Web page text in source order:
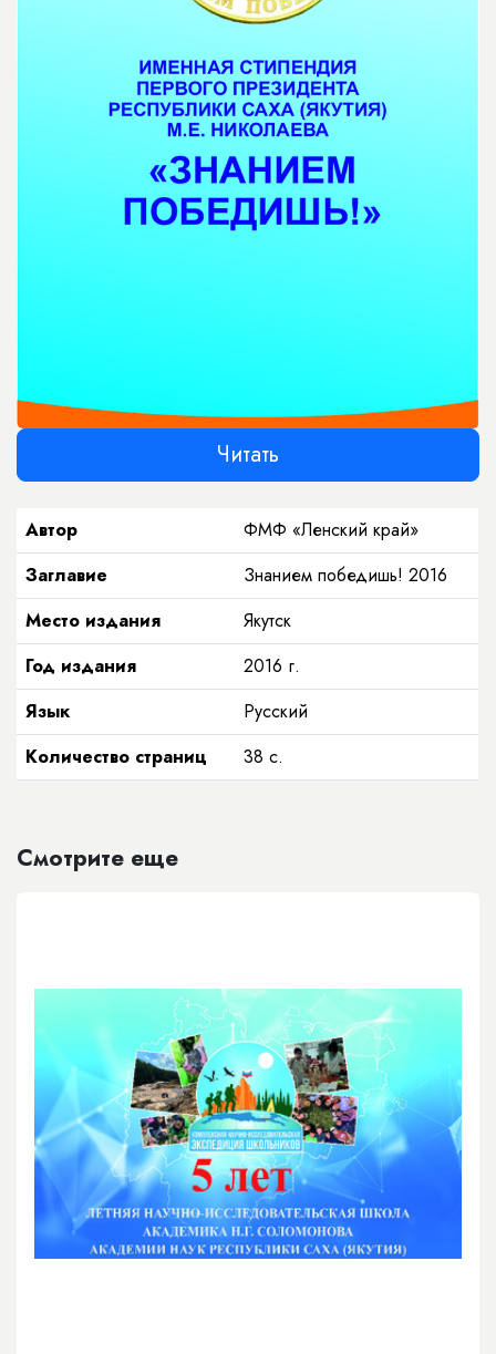
Читать
Автор
ФМФ «Ленский край»
Заглавие
Знанием победишь! 2016
Место издания
Якутск
Год издания
2016 г.
Язык
Русский
Количество страниц
38 с.
Смотрите еще